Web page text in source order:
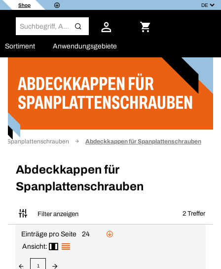
Shop
Sortiment Anwendungsgebiete
ABDECKKAPPEN FÜR
SPANPLATTENSCHRAUBEN
Spanplattenschrauben Abdeckkappen für Spanplattenschrauben
Abdeckkappen für
Spanplattenschrauben
Filter anzeigen 2 Treffer
Filter
Einträge pro Seite
24
Ansicht:
1